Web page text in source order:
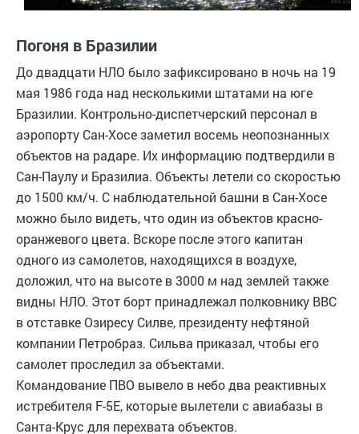
Погоня в Бразилии
До двадцати НЛО было зафиксировано в ночь на 19
мая 1986 года над несколькими штатами на юге
Бразилии. Контрольно-диспетчерский персонал в
аэропорту Сан-Хосе заметил восемь неопознанных
объектов на радаре. Их информацию подтвердили в
Сан-Паулу и Бразилиа. Объекты летели со скоростью
до 1500 км/ч. С наблюдательной башни в Сан-Хосе
можно было видеть, что один из объектов красно-
оранжевого цвета. Вскоре после этого капитан
одного из самолетов, находящихся в воздухе,
доложил, что на высоте в 3000 м над землей также
видны НЛО. Этот борт принадлежал полковнику ВВС
в отставке Озиресу Силве, президенту нефтяной
компании Петробраз. Сильва приказал, чтобы его
самолет проследил за объектами.
Командование ПВО вывело в небо два реактивных
истребителя F-5E, которые вылетели с авиабазы в
Санта-Крус для перехвата объектов.